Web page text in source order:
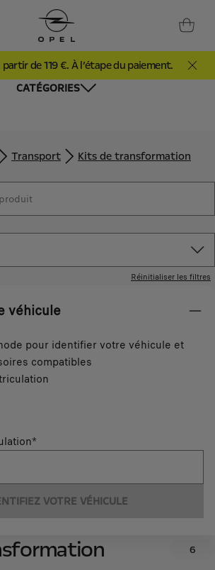
de 119 €. À l’étape du paiement.
CATÉGORIES
Transport Kits de transformation
Réinitialiser les filtres
véhicule
pour identifier votre véhicule et
compatibles
*
VOTRE VÉHICULE
6